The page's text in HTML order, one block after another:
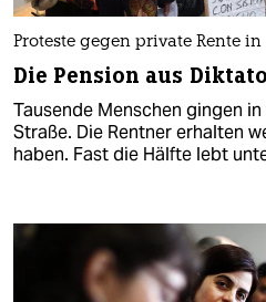
Proteste gegen private Rente
Die Pension aus
Tausende Menschen gingen
Straße. Die Rentner erhalten
haben. Fast die Hälfte lebt